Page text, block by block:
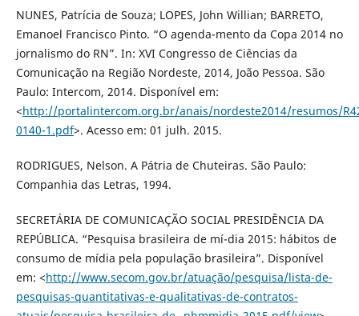
NUNES, Patrícia de Souza; LOPES, John Willian; BARRETO,
Emanoel Francisco Pinto. “O agenda-mento da Copa 2014 no
jornalismo do RN”. In: XVI Congresso de Ciências da
Comunicação na Região Nordeste, 2014, João Pessoa. São
Paulo: Intercom, 2014. Disponível em:
<http://portalintercom.org.br/anais/nordeste2014/resumos/
0140-1.pdf>. Acesso em: 01 julh. 2015.
RODRIGUES, Nelson. A Pátria de Chuteiras. São Paulo:
Companhia das Letras, 1994.
SECRETÁRIA DE COMUNICAÇÃO SOCIAL PRESIDÊNCIA DA
REPÚBLICA. “Pesquisa brasileira de mí-dia 2015: hábitos de
consumo de mídia pela população brasileira”. Disponível
em: <http://www.secom.gov.br/atuação/pesquisa/lista-de-
pesquisas-quantitativas-e-qualitativas-de-contratos-